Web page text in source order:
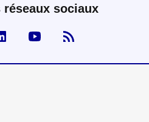
sociaux
Xla page Instagram
linkedin Youtube